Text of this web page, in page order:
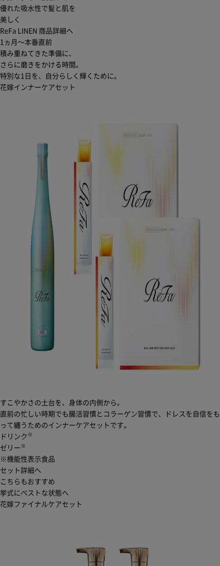
優れた吸水性で髪と肌を
美しく
ReFa LINEN 商品詳細へ
1ヵ月〜本番直前
積み重ねてきた準備に、
さらに磨きをかける時間。
特別な1日を、自分らしく輝くために。
花嫁インナーケアセット
すこやかさの土台を、身体の内側から。
直前の忙しい時期でも腸活習慣とコラーゲン習慣で、ドレスを自信をも
って纏うためのインナーケアセットです。
ドリンク ※
ゼリー ※
※機能性表示食品
セット詳細へ
こちらもおすすめ
挙式にベストな状態へ
花嫁ファイナルケアセット